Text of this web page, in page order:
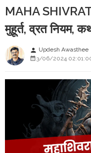
MAHA
मुहूर्त, व्रत नियम,
person Updesh Awasthee
3/06/2024